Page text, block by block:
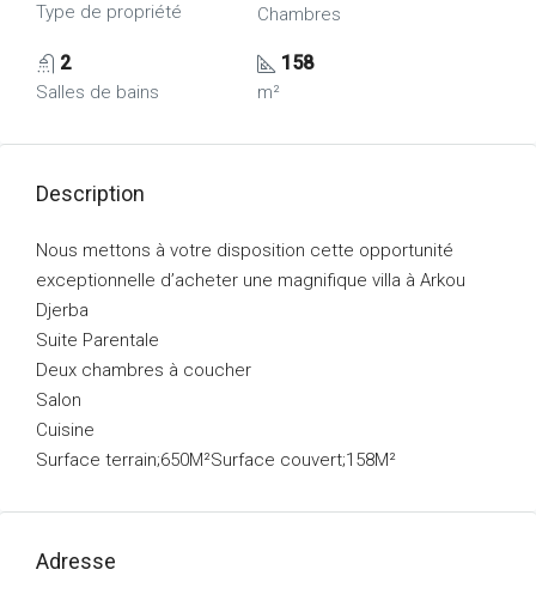
Type de propriété Chambres
2
Salles de bains
158
m²
Description
Nous mettons à votre disposition cette opportunité
exceptionnelle d’acheter une magnifique villa à Arkou
Djerba
Suite Parentale
Deux chambres à coucher
Salon
Cuisine
Surface terrain;650M²Surface couvert;158M²
Adresse